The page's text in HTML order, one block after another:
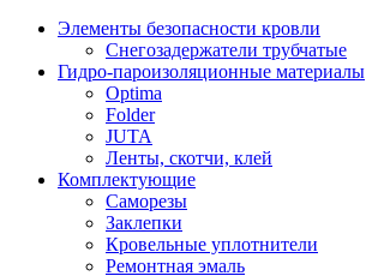
Элементы безопасности кровли
Снегозадержатели трубчатые
Гидро-пароизоляционные материалы
Optima
Folder
JUTA
Ленты, скотчи, клей
Комплектующие
Саморезы
Заклепки
Кровельные уплотнители
Ремонтная эмаль